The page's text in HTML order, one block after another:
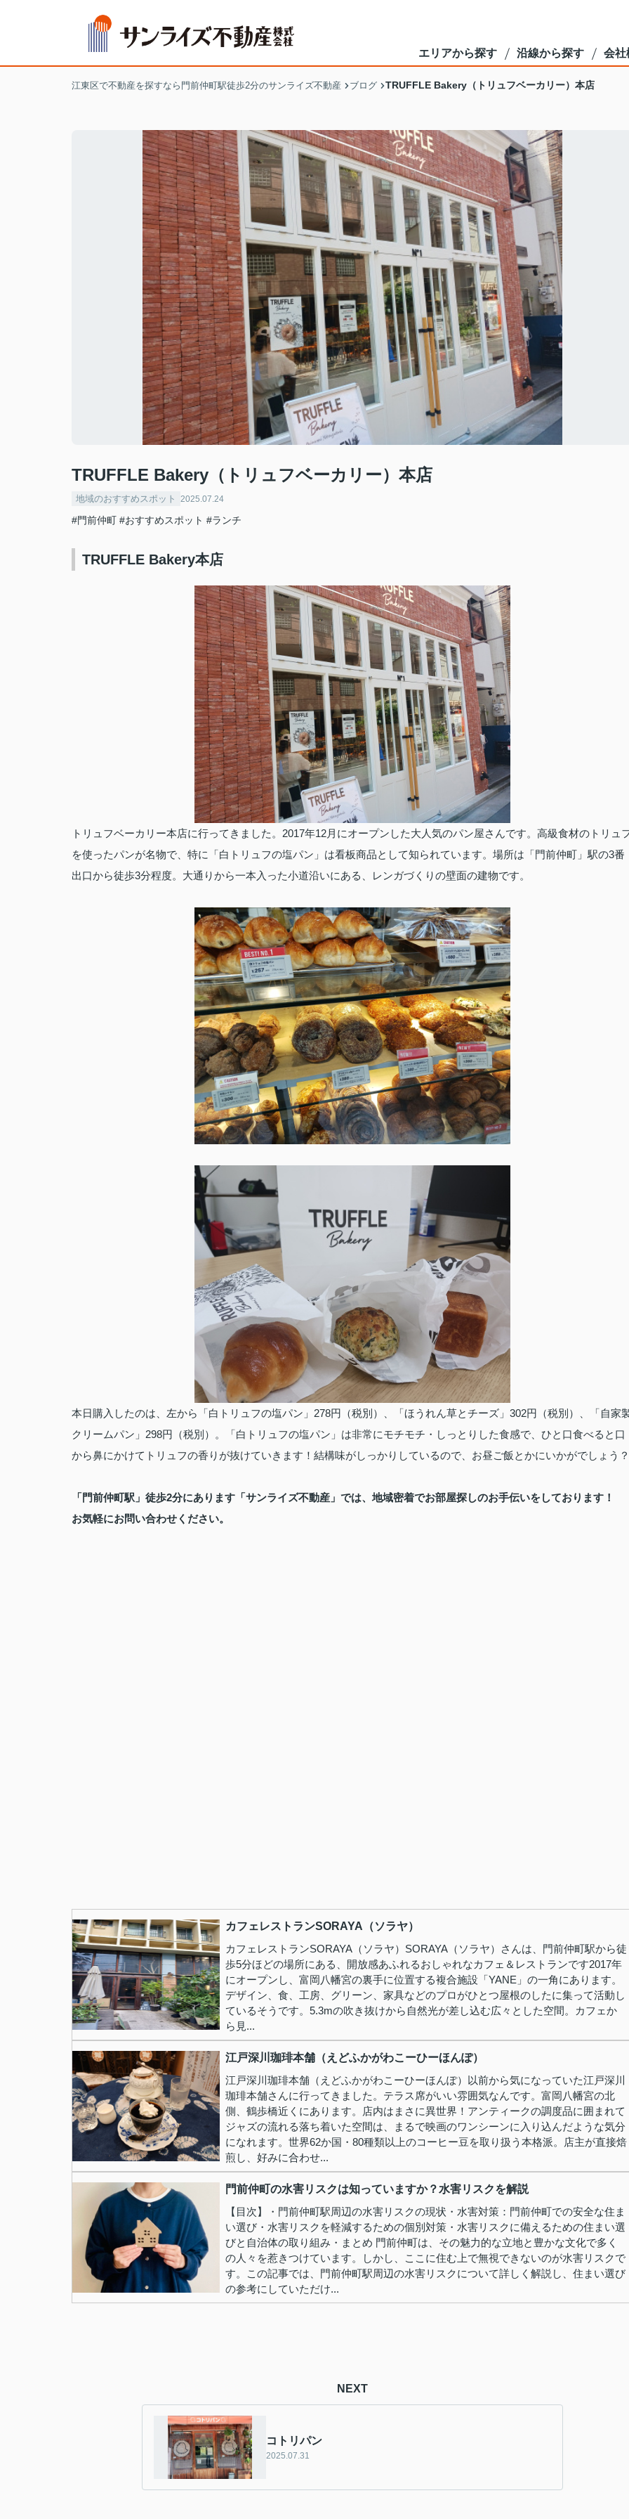
エリアから探す 沿線から探す 会社
江東区で不動産を探すなら門前仲町駅徒歩2分のサンライズ不動産 ブログ TRUFFLE Bakery（トリュフベーカリー）本店
TRUFFLE Bakery（トリュフベーカリー）本店
地域のおすすめスポット 2025.07.24
#門前仲町 #おすすめスポット #ランチ
TRUFFLE Bakery本店
トリュフベーカリー本店に行ってきました。2017年12月にオープンした大人気のパン屋さんです。高級食材のトリュ
を使ったパンが名物で、特に「白トリュフの塩パン」は看板商品として知られています。場所は「門前仲町」駅の3番
出口から徒歩3分程度。大通りから一本入った小道沿いにある、レンガづくりの壁面の建物です。
本日購入したのは、左から「白トリュフの塩パン」278円（税別）、「ほうれん草とチーズ」302円（税別）、「自家
クリームパン」298円（税別）。「白トリュフの塩パン」は非常にモチモチ・しっとりした食感で、ひと口食べると口
から鼻にかけてトリュフの香りが抜けていきます！結構味がしっかりしているので、お昼ご飯とかにいかがでしょう？
「門前仲町駅」徒歩2分にあります「サンライズ不動産」では、地域密着でお部屋探しのお手伝いをしております！
お気軽にお問い合わせください。
カフェレストランSORAYA（ソラヤ）
カフェレストランSORAYA（ソラヤ）SORAYA（ソラヤ）さんは、門前仲町駅から徒
歩5分ほどの場所にある、開放感あふれるおしゃれなカフェ＆レストランです2017年
にオープンし、富岡八幡宮の裏手に位置する複合施設「YANE」の一角にあります。
デザイン、食、工房、グリーン、家具などのプロがひとつ屋根のしたに集って活動し
ているそうです。5.3mの吹き抜けから自然光が差し込む広々とした空間。カフェか
ら見...
江戸深川珈琲本舗（えどふかがわこーひーほんぽ）
江戸深川珈琲本舗（えどふかがわこーひーほんぽ）以前から気になっていた江戸深川
珈琲本舗さんに行ってきました。テラス席がいい雰囲気なんです。富岡八幡宮の北
側、鶴歩橋近くにあります。店内はまさに異世界！アンティークの調度品に囲まれて
ジャズの流れる落ち着いた空間は、まるで映画のワンシーンに入り込んだような気分
になれます。世界62か国・80種類以上のコーヒー豆を取り扱う本格派。店主が直接焙
煎し、好みに合わせ...
門前仲町の水害リスクは知っていますか？水害リスクを解説
【目次】・門前仲町駅周辺の水害リスクの現状・水害対策：門前仲町での安全な住ま
い選び・水害リスクを軽減するための個別対策・水害リスクに備えるための住まい選
びと自治体の取り組み・まとめ 門前仲町は、その魅力的な立地と豊かな文化で多く
の人々を惹きつけています。しかし、ここに住む上で無視できないのが水害リスクで
す。この記事では、門前仲町駅周辺の水害リスクについて詳しく解説し、住まい選び
の参考にしていただけ...
NEXT
コトリパン
2025.07.31